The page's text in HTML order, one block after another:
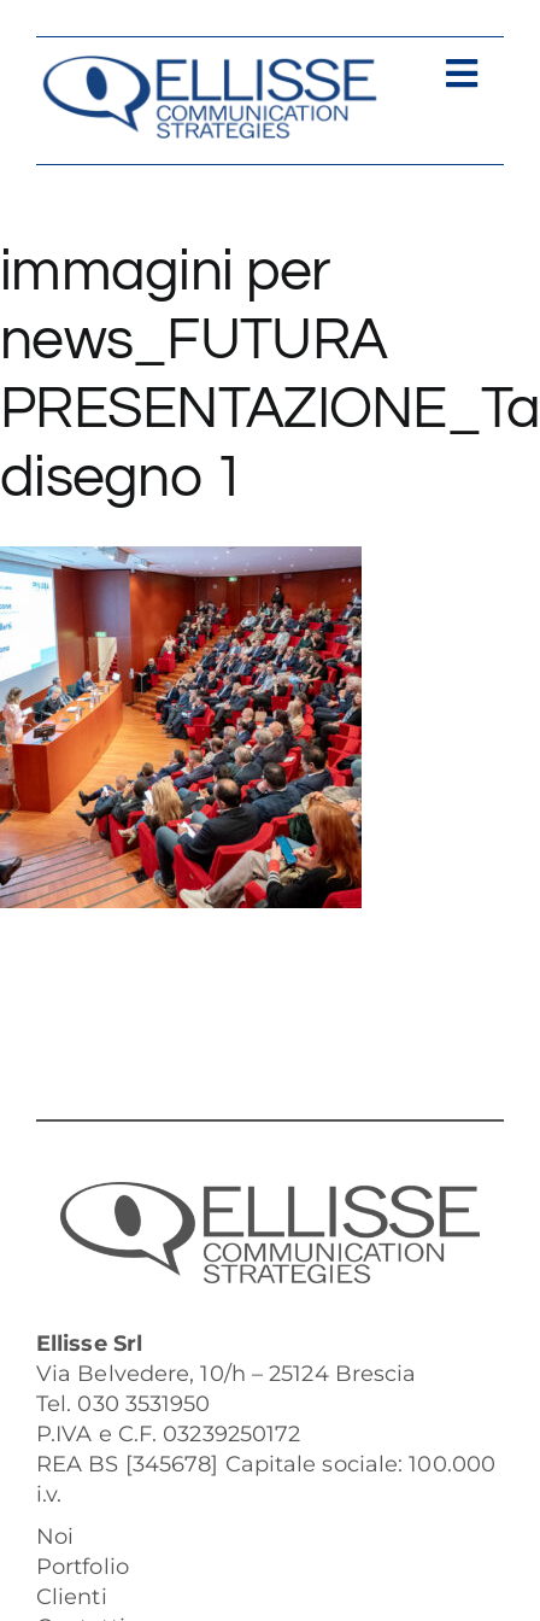
contenuto
Contatti
immagini per
news_FUTURA
disegno 1
Ellisse Srl
Via Belvedere, 10/h – 25124 Brescia
Tel. 030 3531950
P.IVA e C.F. 03239250172
REA BS [345678] Capitale sociale: 100.000
i.v.
Noi
Portfolio
Clienti